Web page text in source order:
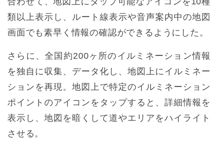
類以上表示し、ルート線表示や音声案内中の地図
画面でも素早く情報の確認ができるようにした。
さらに、全国約200ヶ所のイルミネーション情報
を独自に収集、データ化し、地図上にイルミネー
ションを再現。地図上で特定のイルミネーション
ポイントのアイコンをタップすると、詳細情報を
表示し、地図を暗くして道やエリアをハイライト
させる。